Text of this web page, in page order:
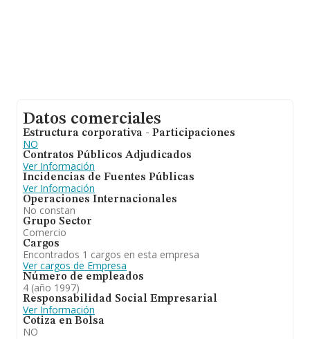
Datos comerciales
Estructura corporativa - Participaciones
NO
Contratos Públicos Adjudicados
Ver Información
Incidencias de Fuentes Públicas
Ver Información
Operaciones Internacionales
No constan
Grupo Sector
Comercio
Cargos
Encontrados 1 cargos en esta empresa
Ver cargos de Empresa
Número de empleados
4 (año 1997)
Responsabilidad Social Empresarial
Ver Información
Cotiza en Bolsa
NO